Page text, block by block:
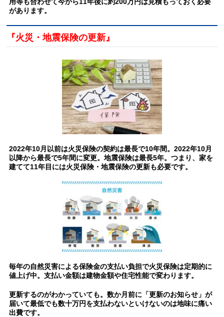
があります。
『火災・地震保険の更新』
2022年10月以前は火災保険の契約は最長で10年間。2022年10月
以降から最長で5年間に変更。地震保険は最長5年。つまり、家を
建てて11年目には火災保険・地震保険の更新も必要です。
毎年の自然災害による保険金の支払い負担で火災保険は定期的に
値上げ中。支払い金額は建物金額や住宅性能で変わります。
更新するのがわかっていても。数か月前に「更新のお知らせ」が
届いて最低でも数十万円を支払わないといけないのは地味に痛い
出費です。